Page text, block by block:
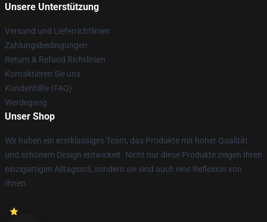
Unsere Unterstützung
Versand und Lieferrichtlinien
Zahlungsbedingungen
Return & Refund Richtlinien
Kontaktieren Sie uns
Kundenhilfe (FAQ)
Werdegang
Unser Shop
Wir haben ein erstklassiges Team, das Produkte mit hoher Qualität
und schönem Design entwickelt. Nicht nur diese Produkte zeigen Ihren
einzigartigen Alltagsstil, sondern sie sind auch eine Reflexion von
Ihnen.